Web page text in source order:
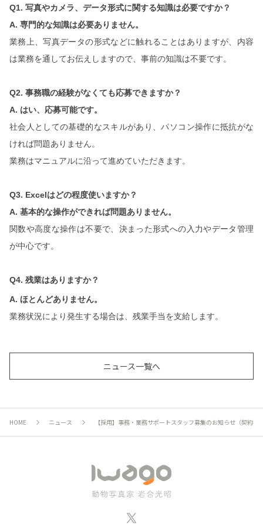
Q1. 写真やカメラ、データ形式に関する知識は必要ですか？
A. 専門的な知識は必要ありません。
業務上、写真データの形式などに触れることはありますが、内容
は業務を通してお伝えしますので、事前の知識は不要です。
Q2. 事務職の経験がなくても応募できますか？
A. はい、応募可能です。
社会人としての基礎的なスキルがあり、パソコン操作に抵抗がな
ければ問題ありません。
業務はマニュアルに沿って進めていただきます。
Q3. Excelはどの程度使いますか？
A. 基本的な操作ができれば問題ありません。
関数や高度な操作は不要で、決まった形式への入力やデータ管理
が中心です。
Q4. 残業はありますか？
A. ほとんどありません。
業務状況により発生する場合は、残業手当を支給します。
ニュース一覧へ
HOME ニュース 【採用】事務・業務サポートスタッフ募集のお知らせ（契約社